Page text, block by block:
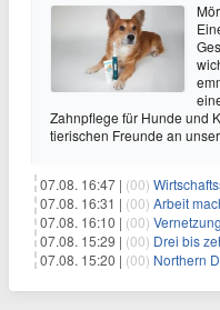
Zahnpflege für Hunde und
tierischen Freunde an
07.08. 16:47 | (00)
07.08. 16:31 | (00) Arbeit
07.08. 16:10 | (00) Vernetzung in
07.08. 15:29 | (00) Drei bis zehn
07.08. 15:20 | (00) Northern Discovery